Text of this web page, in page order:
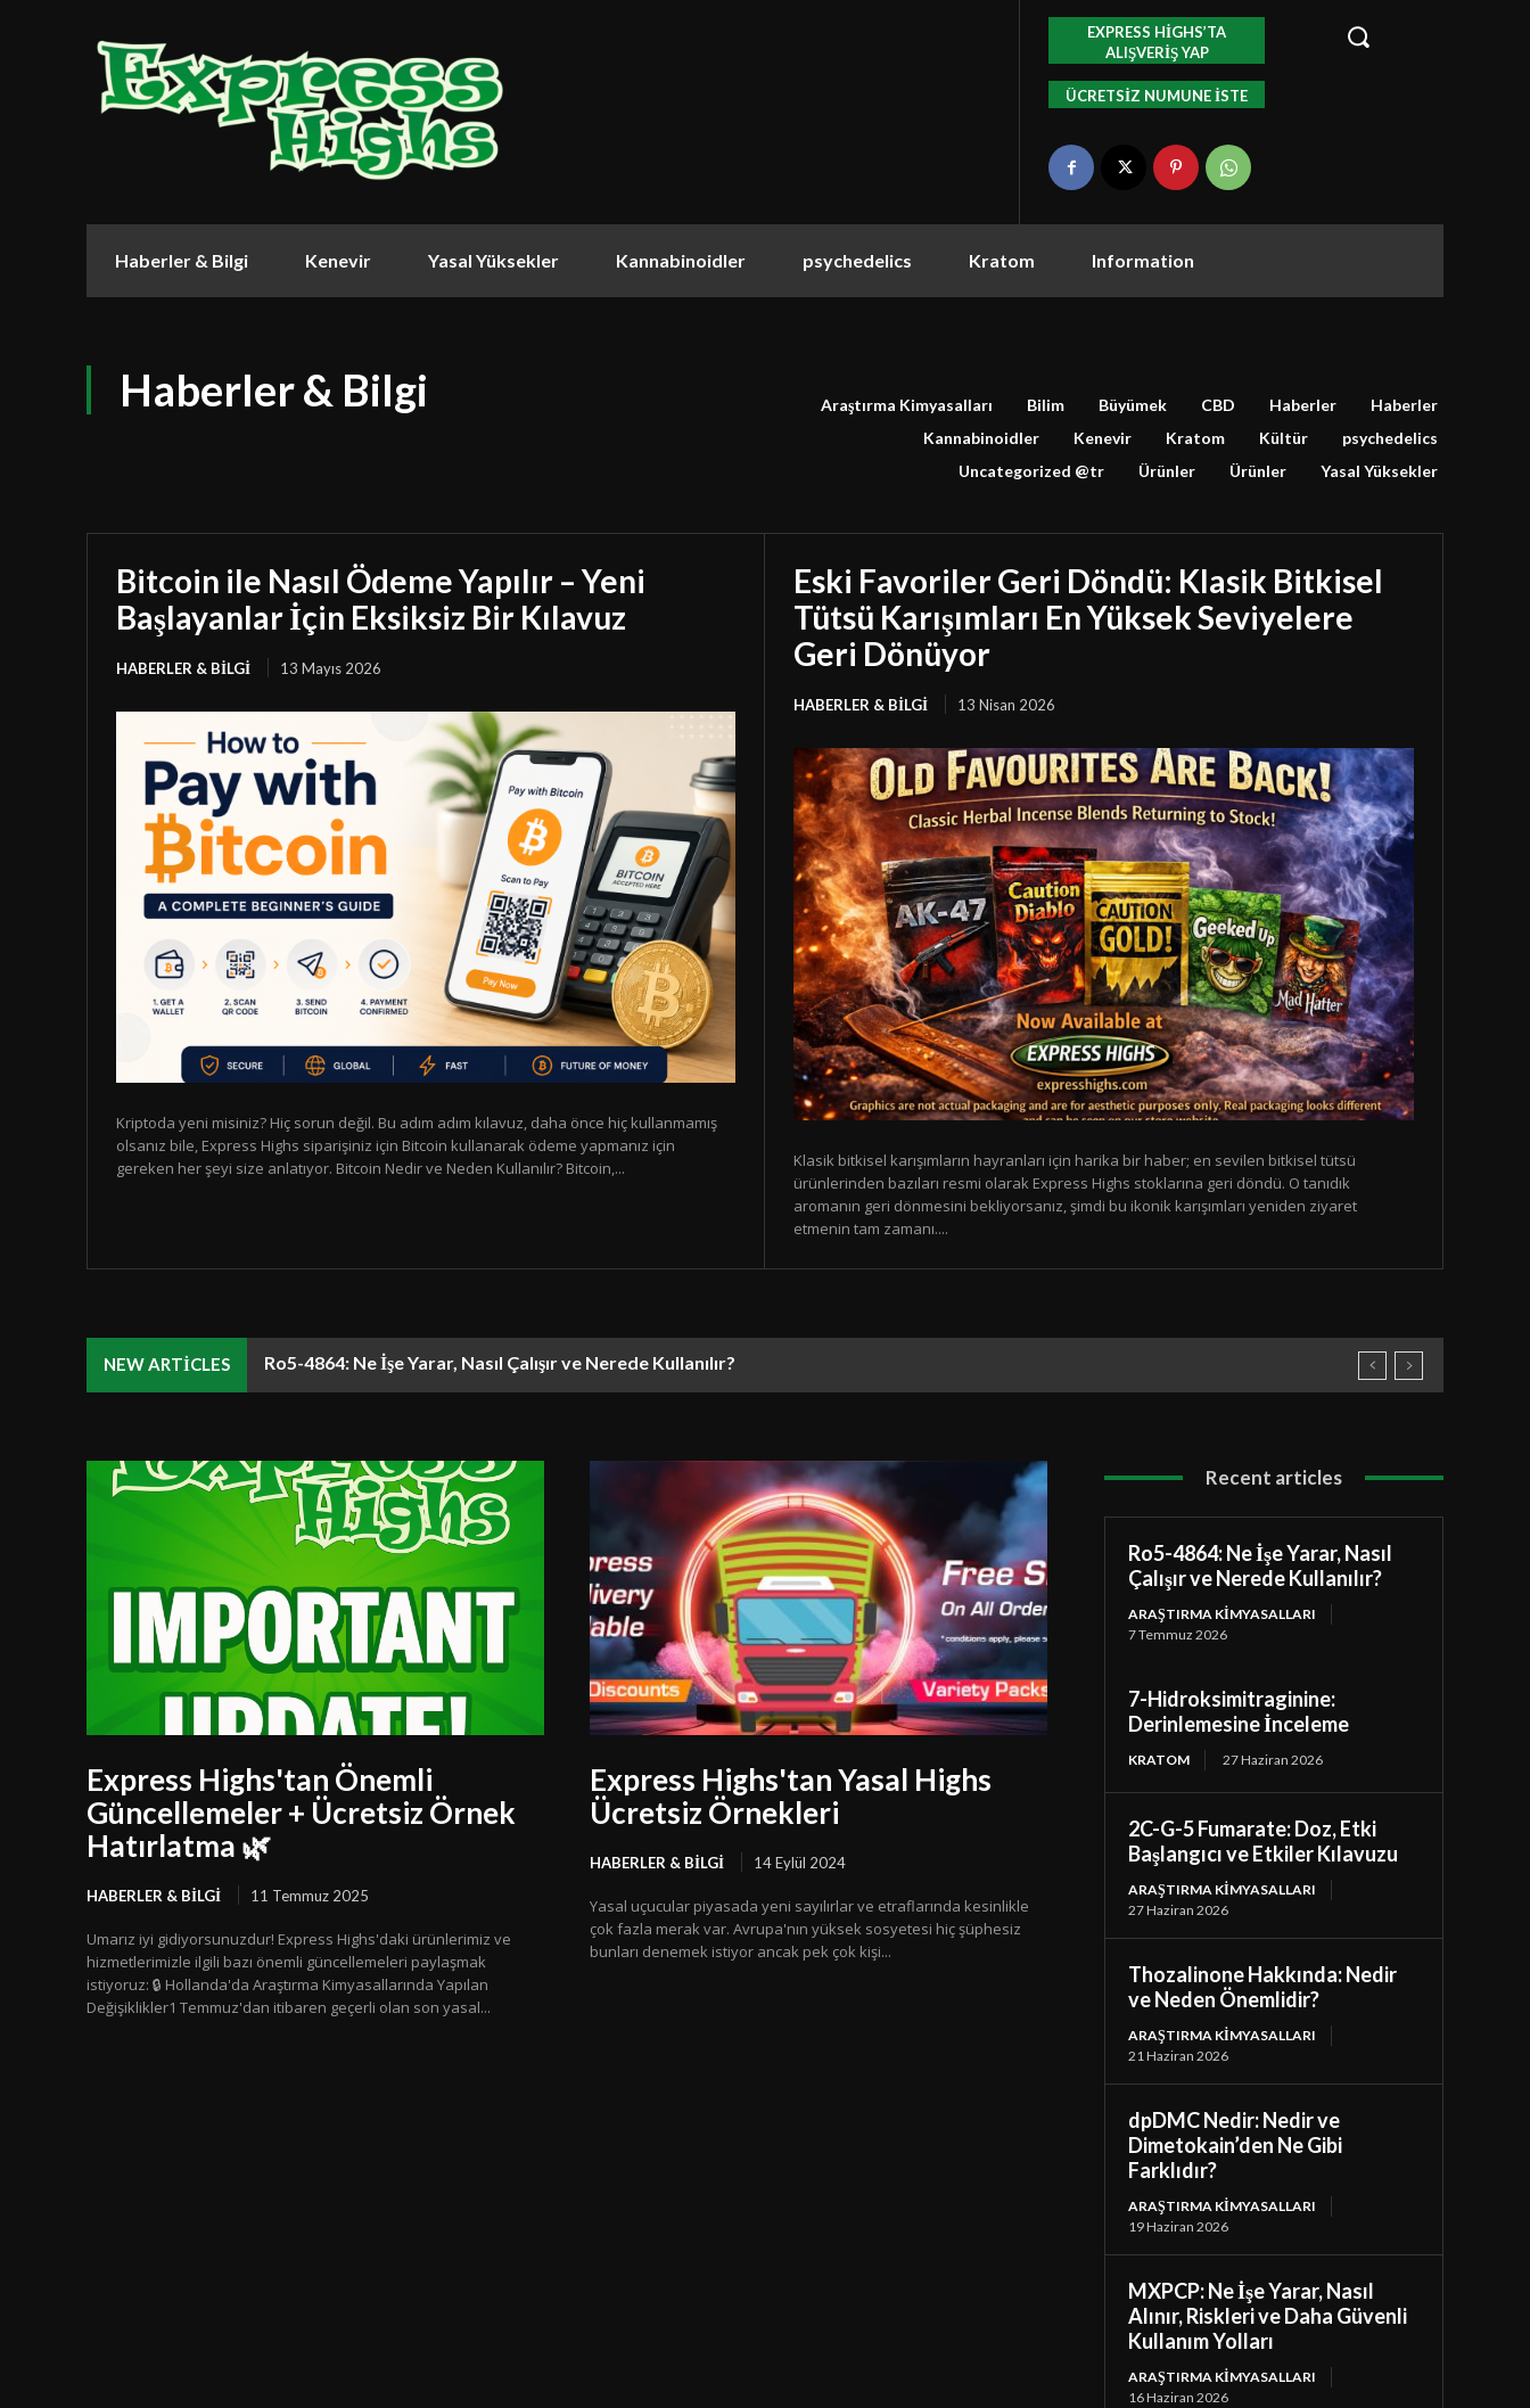
EXPRESS HIGHS’TA
ALIŞVERIŞ YAP
ÜCRETSIZ NUMUNE ISTE
Haberler & Bilgi Kenevir Yasal Yüksekler Kannabinoidler psychedelics Kratom Information
Haberler & Bilgi Araştırma Kimyasalları Bilim Büyümek CBD Haberler
Haberler
Kannabinoidler
Kenevir Kratom Kültür
psychedelics
Uncategorized @tr
Ürünler Ürünler Yasal Yüksekler
Bitcoin ile Nasıl Ödeme Yapılır – Yeni
Başlayanlar İçin Eksiksiz Bir Kılavuz
HABERLER & BILGI 13 Mayıs 2026
Kriptoda yeni misiniz? Hiç sorun değil. Bu adım adım kılavuz, daha önce hiç kullanmamış
olsanız bile, Express Highs siparişiniz için Bitcoin kullanarak ödeme yapmanız için
gereken her şeyi size anlatıyor. Bitcoin Nedir ve Neden Kullanılır? Bitcoin,...
Eski Favoriler Geri Döndü: Klasik Bitkisel
Tütsü Karışımları En Yüksek Seviyelere
Geri Dönüyor
HABERLER & BILGI 13 Nisan 2026
Klasik bitkisel karışımların hayranları için harika bir haber; en sevilen bitkisel tütsü
ürünlerinden bazıları resmi olarak Express Highs stoklarına geri döndü. O tanıdık
aromanın geri dönmesini bekliyorsanız, şimdi bu ikonik karışımları yeniden ziyaret
etmenin tam zamanı....
NEW ARTICLES Ro5-4864: Ne İşe Yarar, Nasıl Çalışır ve Nerede Kullanılır?
Express Highs'tan Önemli
Güncellemeler + Ücretsiz Örnek
Hatırlatma 🌿
HABERLER & BILGI 11 Temmuz 2025
Umarız iyi gidiyorsunuzdur! Express Highs'daki ürünlerimiz ve
hizmetlerimizle ilgili bazı önemli güncellemeleri paylaşmak
istiyoruz: 🔒 Hollanda'da Araştırma Kimyasallarında Yapılan
Değişiklikler1 Temmuz'dan itibaren geçerli olan son yasal...
Express Highs'tan Yasal Highs
Ücretsiz Örnekleri
HABERLER & BILGI 14 Eylül 2024
Yasal uçucular piyasada yeni sayılırlar ve etraflarında kesinlikle
çok fazla merak var. Avrupa'nın yüksek sosyetesi hiç şüphesiz
bunları denemek istiyor ancak pek çok kişi...
Recent articles
Ro5-4864: Ne İşe Yarar, Nasıl
Çalışır ve Nerede Kullanılır?
ARAŞTIRMA KIMYASALLARI
7 Temmuz 2026
7-Hidroksimitraginine:
Derinlemesine İnceleme
KRATOM 27 Haziran 2026
2C-G-5 Fumarate: Doz, Etki
Başlangıcı ve Etkiler Kılavuzu
ARAŞTIRMA KIMYASALLARI
27 Haziran 2026
Thozalinone Hakkında: Nedir
ve Neden Önemlidir?
ARAŞTIRMA KIMYASALLARI
21 Haziran 2026
dpDMC Nedir: Nedir ve
Dimetokain’den Ne Gibi
Farklıdır?
ARAŞTIRMA KIMYASALLARI
19 Haziran 2026
MXPCP: Ne İşe Yarar, Nasıl
Alınır, Riskleri ve Daha Güvenli
Kullanım Yolları
ARAŞTIRMA KIMYASALLARI
16 Haziran 2026